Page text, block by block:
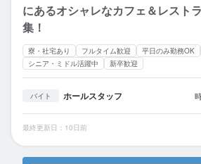
にあるオシャレなカフェ＆レスト
集！
寮・社宅あり フルタイム歓迎 平日のみ勤務OK
シニア・ミドル活躍中
新卒歓迎
バイト ホールスタッフ
最終更新日：10日前